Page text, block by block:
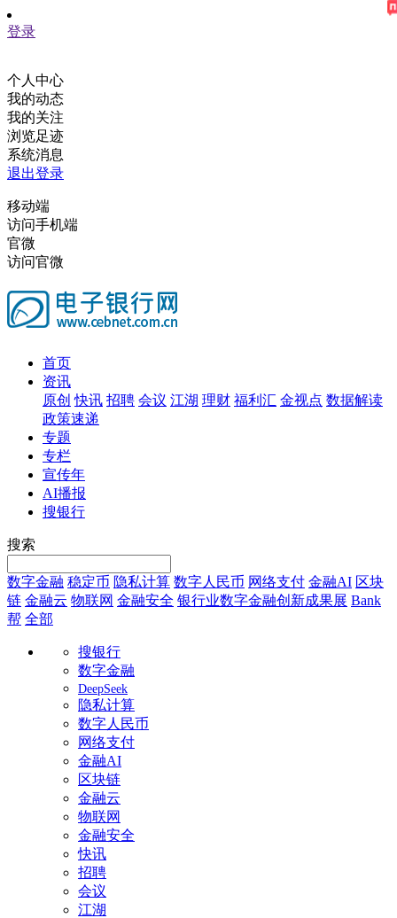
登录
个人中心
我的动态
我的关注
浏览足迹
系统消息
退出登录
移动端
访问手机端
官微
访问官微
首页
资讯
原创 快讯 招聘 会议 江湖 理财 福利汇 金视点 数据解读
政策速递
专题
专栏
宣传年
AI播报
搜银行
搜索
数字金融 稳定币 隐私计算 数字人民币 网络支付 金融AI 区块
链 金融云 物联网 金融安全 银行业数字金融创新成果展 Bank
帮 全部
搜银行
数字金融
DeepSeek
隐私计算
数字人民币
网络支付
金融AI
区块链
金融云
物联网
金融安全
快讯
招聘
会议
江湖